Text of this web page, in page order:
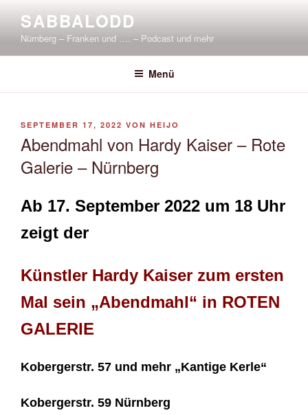
Inhalt
springen
SABBALODD
Nürnberg – Franken und …. – Podcast und mehr
Menü
VERÖFFENTLICHT
AM
SEPTEMBER 17, 2022 VON HEIJO
Abendmahl von Hardy Kaiser – Rote
Galerie – Nürnberg
Ab 17. September 2022 um 18 Uhr
zeigt der
Künstler Hardy Kaiser zum ersten
Mal sein „Abendmahl“ in ROTEN
GALERIE
Kobergerstr. 57 und mehr „Kantige Kerle“
Kobergerstr. 59 Nürnberg